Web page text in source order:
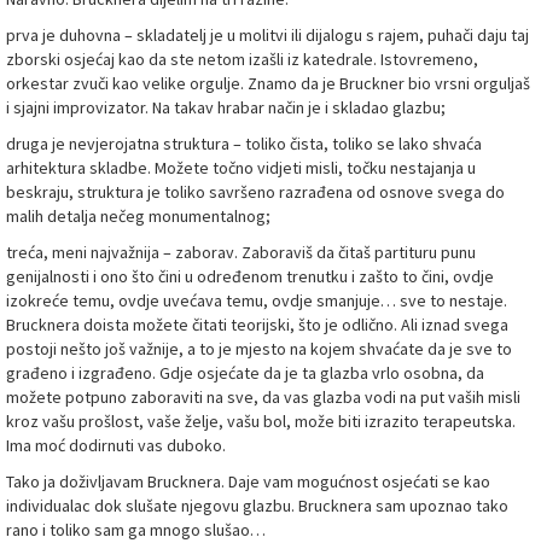
prva je duhovna – skladatelj je u molitvi ili dijalogu s rajem, puhači daju taj
zborski osjećaj kao da ste netom izašli iz katedrale. Istovremeno,
orkestar zvuči kao velike orgulje. Znamo da je Bruckner bio vrsni orguljaš
i sjajni improvizator. Na takav hrabar način je i skladao glazbu;
druga je nevjerojatna struktura – toliko čista, toliko se lako shvaća
arhitektura skladbe. Možete točno vidjeti misli, točku nestajanja u
beskraju, struktura je toliko savršeno razrađena od osnove svega do
malih detalja nečeg monumentalnog;
treća, meni najvažnija – zaborav. Zaboraviš da čitaš partituru punu
genijalnosti i ono što čini u određenom trenutku i zašto to čini, ovdje
izokreće temu, ovdje uvećava temu, ovdje smanjuje… sve to nestaje.
Brucknera doista možete čitati teorijski, što je odlično. Ali iznad svega
postoji nešto još važnije, a to je mjesto na kojem shvaćate da je sve to
građeno i izgrađeno. Gdje osjećate da je ta glazba vrlo osobna, da
možete potpuno zaboraviti na sve, da vas glazba vodi na put vaših misli
kroz vašu prošlost, vaše želje, vašu bol, može biti izrazito terapeutska.
Ima moć dodirnuti vas duboko.
Tako ja doživljavam Brucknera. Daje vam mogućnost osjećati se kao
individualac dok slušate njegovu glazbu. Brucknera sam upoznao tako
rano i toliko sam ga mnogo slušao…